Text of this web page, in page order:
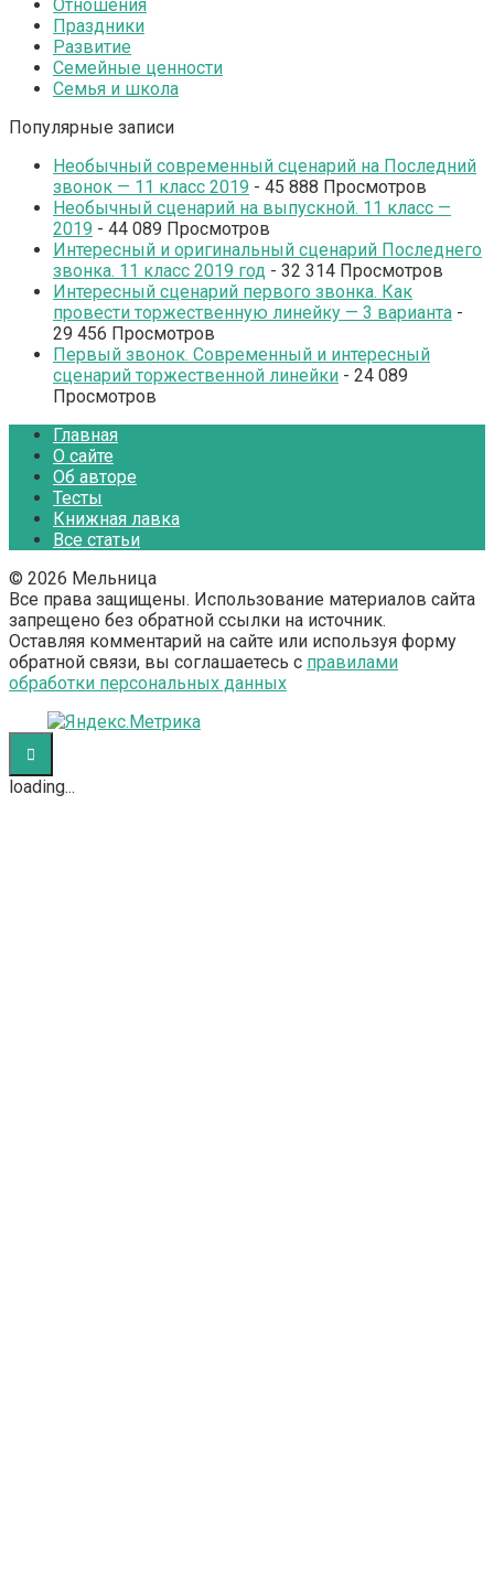
Отношения
Праздники
Развитие
Семейные ценности
Семья и школа
Популярные записи
Необычный современный сценарий на Последний
звонок — 11 класс 2019 - 45 888 Просмотров
Необычный сценарий на выпускной. 11 класс —
2019 - 44 089 Просмотров
Интересный и оригинальный сценарий Последнего
звонка. 11 класс 2019 год - 32 314 Просмотров
Интересный сценарий первого звонка. Как
провести торжественную линейку — 3 варианта -
29 456 Просмотров
Первый звонок. Современный и интересный
сценарий торжественной линейки - 24 089
Просмотров
Главная
О сайте
Об авторе
Тесты
Книжная лавка
Все статьи
© 2026 Мельница
Все права защищены. Использование материалов сайта
запрещено без обратной ссылки на источник.
Оставляя комментарий на сайте или используя форму
обратной связи, вы соглашаетесь с правилами
обработки персональных данных
loading...